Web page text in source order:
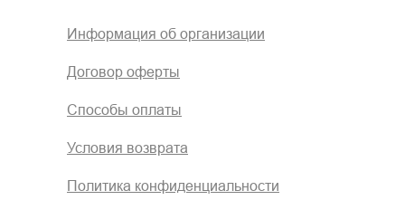
Политика конфиденциальности
Договор оферты
Способы оплаты
Условия возврата
Информация об организации